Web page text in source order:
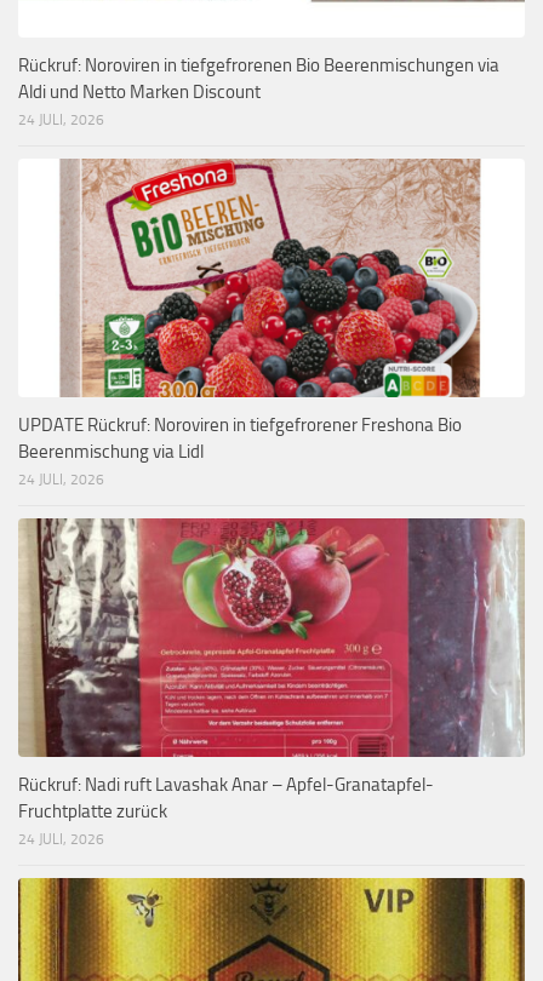
Rückruf: Noroviren in tiefgefrorenen Bio Beerenmischungen via
Aldi und Netto Marken Discount
24 JULI, 2026
UPDATE Rückruf: Noroviren in tiefgefrorener Freshona Bio
Beerenmischung via Lidl
24 JULI, 2026
Rückruf: Nadi ruft Lavashak Anar – Apfel-Granatapfel-
Fruchtplatte zurück
24 JULI, 2026